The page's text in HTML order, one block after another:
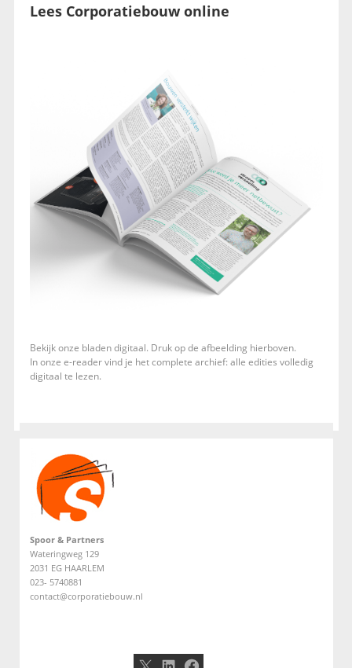
Lees Corporatiebouw online
Bekijk onze bladen digitaal. Druk op de afbeelding hierboven.
In onze e-reader vind je het complete archief: alle edities volledig
digitaal te lezen.
Spoor & Partners
Wateringweg 129
2031 EG HAARLEM
023- 5740881
contact@corporatiebouw.nl
X LinkedIn
Facebook